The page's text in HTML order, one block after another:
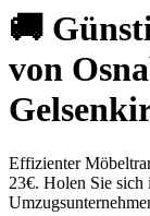
🚚
von
Effizienter
23€. Holen Sie sich